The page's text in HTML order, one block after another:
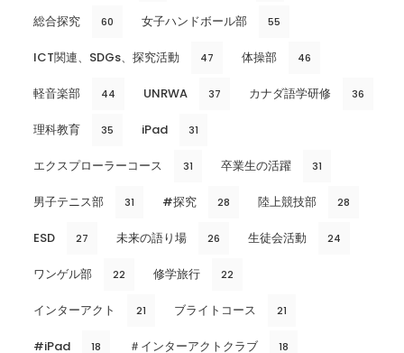
総合探究 60 女子ハンドボール部 55
ICT関連、SDGs、探究活動 47 体操部 46
軽音楽部 44 UNRWA 37 カナダ語学研修 36
理科教育 35 iPad 31
エクスプローラーコース 31 卒業生の活躍 31
男子テニス部 31 #探究 28 陸上競技部 28
ESD 27 未来の語り場 26 生徒会活動 24
ワンゲル部 22 修学旅行 22
インターアクト 21 ブライトコース 21
#iPad 18 ＃インターアクトクラブ 18